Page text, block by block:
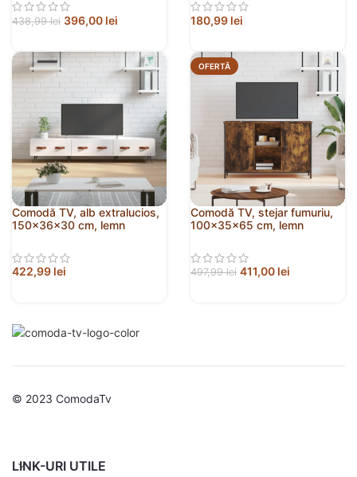
438,99lei 396,00 lei 180,99 lei
Comodă TV, alb extralucios,
150x36x30 cm, lemn
422,99 lei
OFERTĂ
Comodă TV, stejar fumuriu,
100x35x65 cm, lemn
497,99lei 411,00 lei
© 2023 ComodaTv
LINK-URI UTILE